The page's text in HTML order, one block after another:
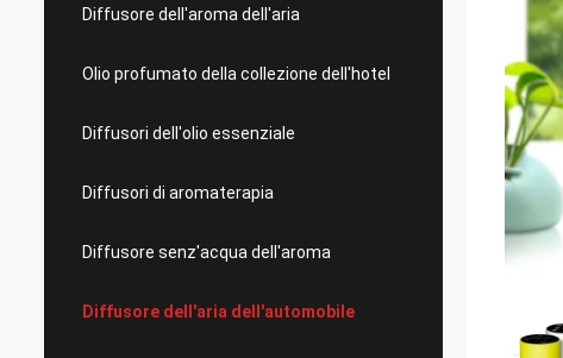
Diffusore dell'aroma dell'aria
Olio profumato della collezione dell'hotel
Diffusori dell'olio essenziale
Diffusori di aromaterapia
Diffusore senz'acqua dell'aroma
Diffusore dell'aria dell'automobile